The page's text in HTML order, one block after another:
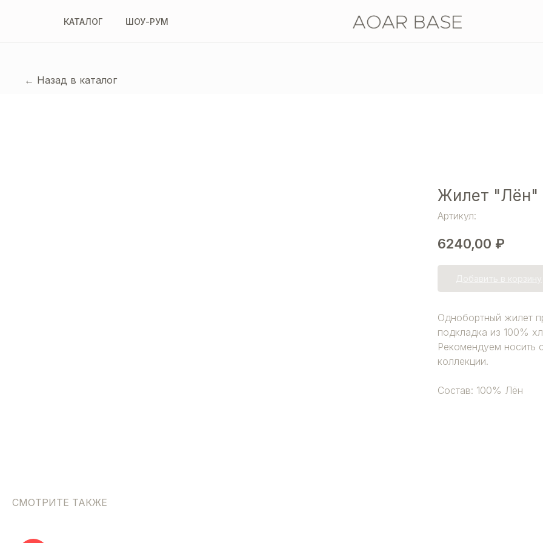
КАТАЛОГ ШОУ-РУМ
← Назад в каталог
Жилет "Лён"
Артикул:
6240,00 ₽
Однобортный жилет
подкладка из 100%
Рекомендуем носить
коллекции.
Состав: 100% Лён
СМОТРИТЕ ТАКЖЕ